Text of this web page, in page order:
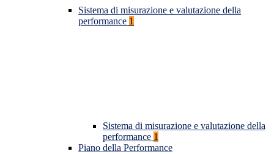
Sistema di misurazione e valutazione della
performance 1
Sistema di misurazione e valutazione della
performance 1
Piano della Performance